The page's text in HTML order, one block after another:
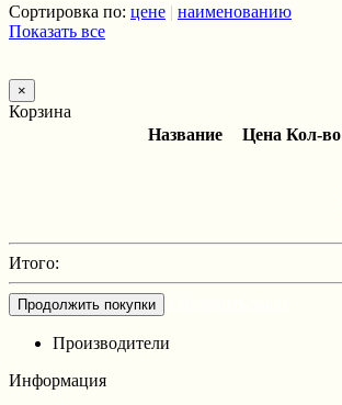
Сортировка по: цене | наименованию
Показать все
×
Корзина
Название
Цена Кол-во
Итого:
Продолжить покупки
Производители
Информация